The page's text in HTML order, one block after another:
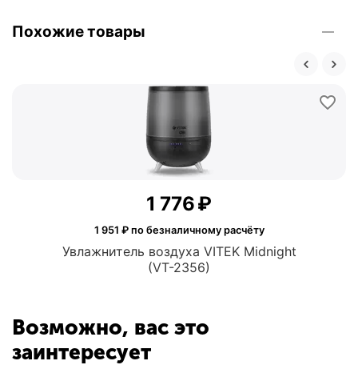
Похожие товары
Увлажнитель воздуха VITEK Midnight
(VT-2356)
1 776₽
1 951 ₽ по безналичному расчёту
Возможно, вас это
заинтересует